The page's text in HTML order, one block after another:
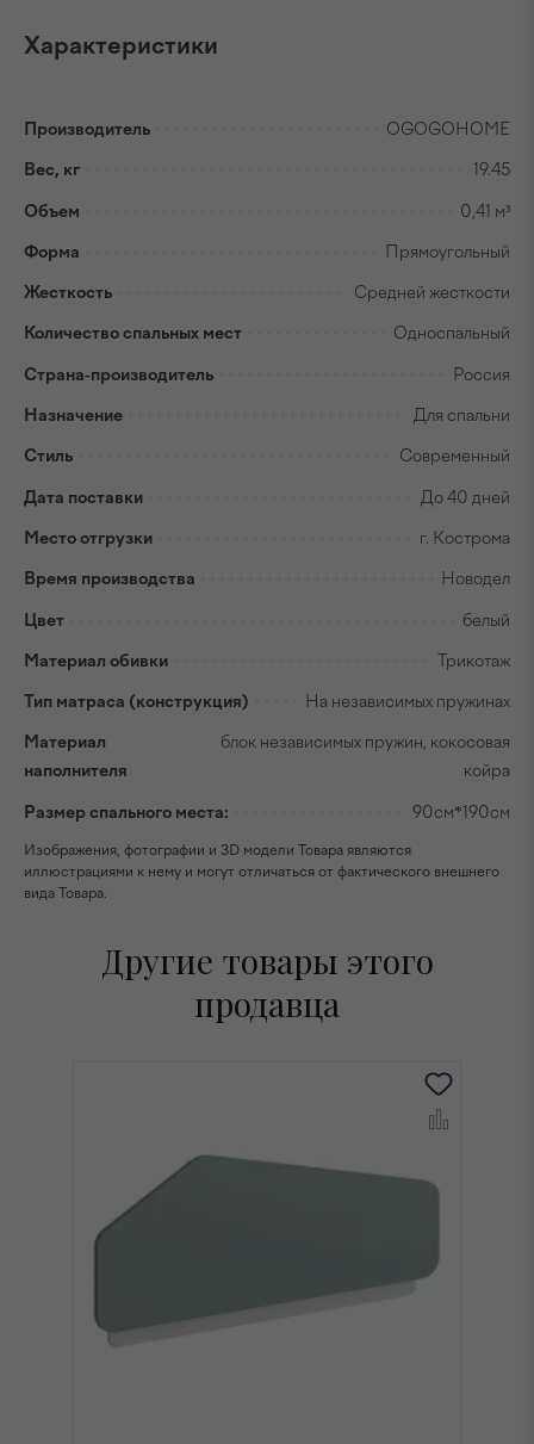
Характеристики
Производитель OGOGOHOME
Вес, кг 19.45
Объем 0,41 м³
Форма Прямоугольный
Жесткость Средней жесткости
Количество спальных мест Односпальный
Страна-производитель Россия
Назначение Для спальни
Стиль Современный
Дата поставки До 40 дней
Место отгрузки г. Кострома
Время производства Новодел
Цвет белый
Материал обивки Трикотаж
Тип матраса (конструкция) На независимых пружинах
Материал
наполнителя
блок независимых пружин, кокосовая
койра
Размер спального места: 90см*190см
Изображения, фотографии и 3D модели Товара являются
иллюстрациями к нему и могут отличаться от фактического внешнего
вида Товара.
Другие товары этого
продавца